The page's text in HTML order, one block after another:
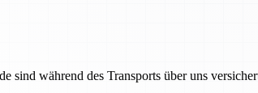
sind während des Transports über uns